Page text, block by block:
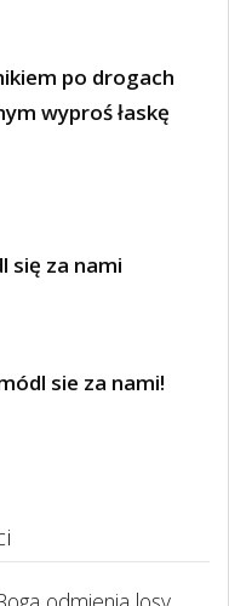
po drogach
wyproś łaskę
się za nami
sie za nami!